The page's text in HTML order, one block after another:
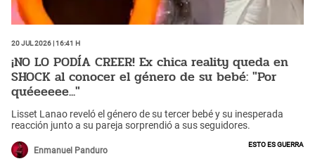
20 Jul 2026 | 16:41 h
¡NO LO PODÍA CREER! Ex chica reality queda en
SHOCK al conocer el género de su bebé: "Por
quéeeeee..."
Lisset Lanao reveló el género de su tercer bebé y su inesperada
reacción junto a su pareja sorprendió a sus seguidores.
Enmanuel Panduro
Esto es guerra